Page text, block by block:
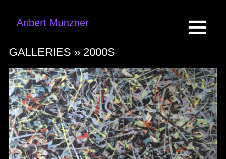
Aribert Munzner
GALLERIES » 2000S